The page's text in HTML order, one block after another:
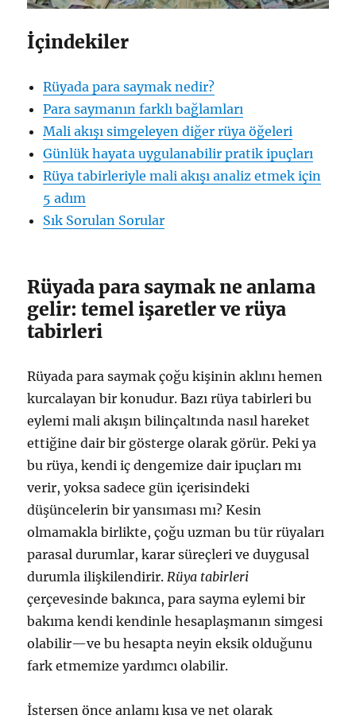
İçindekiler
Rüyada para saymak nedir?
Para saymanın farklı bağlamları
Mali akışı simgeleyen diğer rüya öğeleri
Günlük hayata uygulanabilir pratik ipuçları
Rüya tabirleriyle mali akışı analiz etmek için
5 adım
Sık Sorulan Sorular
Rüyada para saymak ne anlama
gelir: temel işaretler ve rüya
tabirleri
Rüyada para saymak çoğu kişinin aklını hemen
kurcalayan bir konudur. Bazı rüya tabirleri bu
eylemi mali akışın bilinçaltında nasıl hareket
ettiğine dair bir gösterge olarak görür. Peki ya
bu rüya, kendi iç dengemize dair ipuçları mı
verir, yoksa sadece gün içerisindeki
düşüncelerin bir yansıması mı? Kesin
olmamakla birlikte, çoğu uzman bu tür rüyaları
parasal durumlar, karar süreçleri ve duygusal
durumla ilişkilendirir. Rüya tabirleri
çerçevesinde bakınca, para sayma eylemi bir
bakıma kendi kendinle hesaplaşmanın simgesi
olabilir—ve bu hesapta neyin eksik olduğunu
fark etmemize yardımcı olabilir.
İstersen önce anlamı kısa ve net olarak